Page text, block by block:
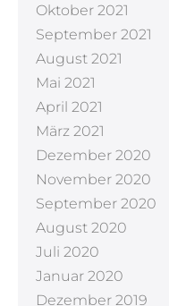
Oktober 2021
September 2021
August 2021
Mai 2021
April 2021
März 2021
Dezember 2020
November 2020
September 2020
August 2020
Juli 2020
Januar 2020
Dezember 2019